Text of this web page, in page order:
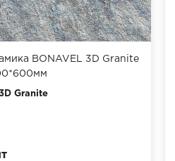
BONAVEL 3D Granite
Granite